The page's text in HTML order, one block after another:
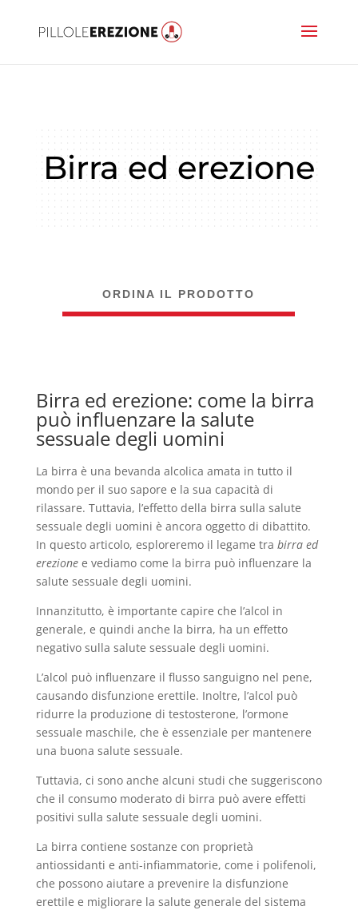
Birra ed erezione
ORDINA IL PRODOTTO
Birra ed erezione: come la birra
può influenzare la salute
sessuale degli uomini
La birra è una bevanda alcolica amata in tutto il
mondo per il suo sapore e la sua capacità di
rilassare. Tuttavia, l’effetto della birra sulla salute
sessuale degli uomini è ancora oggetto di dibattito.
In questo articolo, esploreremo il legame tra birra ed
erezionee vediamo come la birra può influenzare la
salute sessuale degli uomini.
Innanzitutto, è importante capire che l’alcol in
generale, e quindi anche la birra, ha un effetto
negativo sulla salute sessuale degli uomini.
L’alcol può influenzare il flusso sanguigno nel pene,
causando disfunzione erettile. Inoltre, l’alcol può
ridurre la produzione di testosterone, l’ormone
sessuale maschile, che è essenziale per mantenere
una buona salute sessuale.
Tuttavia, ci sono anche alcuni studi che suggeriscono
che il consumo moderato di birra può avere effetti
positivi sulla salute sessuale degli uomini.
La birra contiene sostanze con proprietà
antiossidanti e anti-infiammatorie, come i polifenoli,
che possono aiutare a prevenire la disfunzione
erettile e migliorare la salute generale del sistema